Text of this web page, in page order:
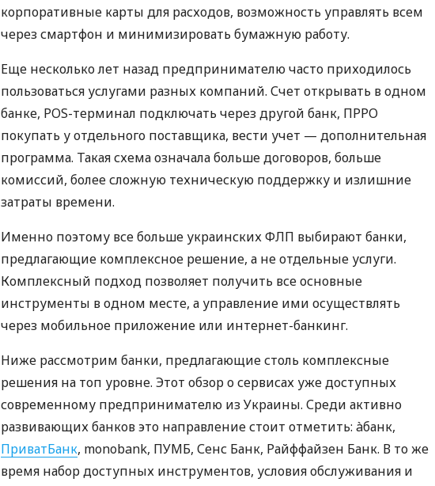
корпоративные карты для расходов, возможность управлять всем
через смартфон и минимизировать бумажную работу.
Еще несколько лет назад предпринимателю часто приходилось
пользоваться услугами разных компаний. Счет открывать в одном
банке, POS-терминал подключать через другой банк, ПРРО
покупать у отдельного поставщика, вести учет — дополнительная
программа. Такая схема означала больше договоров, больше
комиссий, более сложную техническую поддержку и излишние
затраты времени.
Именно поэтому все больше украинских ФЛП выбирают банки,
предлагающие комплексное решение, а не отдельные услуги.
Комплексный подход позволяет получить все основные
инструменты в одном месте, а управление ими осуществлять
через мобильное приложение или интернет-банкинг.
Ниже рассмотрим банки, предлагающие столь комплексные
решения на топ уровне. Этот обзор о сервисах уже доступных
современному предпринимателю из Украины. Среди активно
развивающих банков это направление стоит отметить: àбанк,
ПриватБанк, monobank, ПУМБ, Сенс Банк, Райффайзен Банк. В то же
время набор доступных инструментов, условия обслуживания и